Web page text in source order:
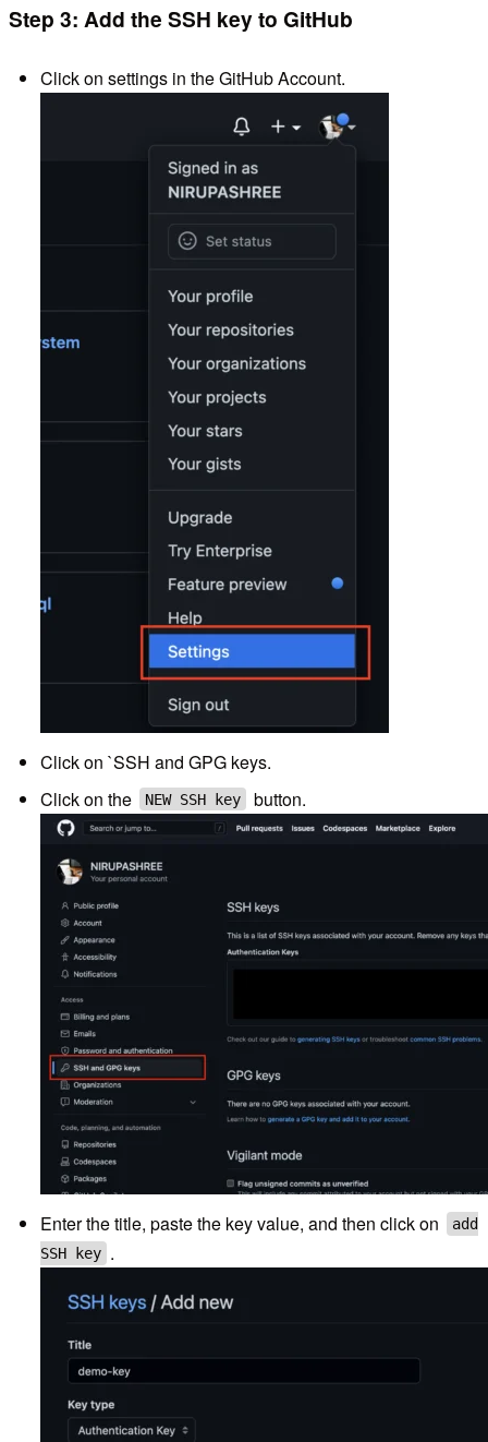
Step 3: Add the SSH key to GitHub
Click on settings in the GitHub Account.
Click on `SSH and GPG keys.
Click on the
NEW SSH key button.
Enter the title, paste the key value, and then click on
add
SSH key .